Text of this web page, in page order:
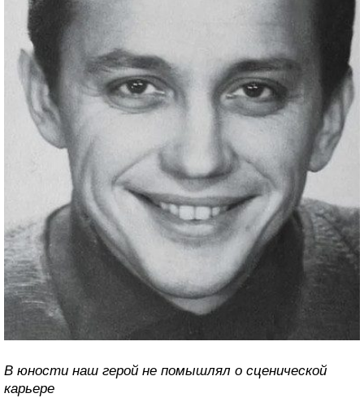
В юности наш герой не помышлял о сценической
карьере